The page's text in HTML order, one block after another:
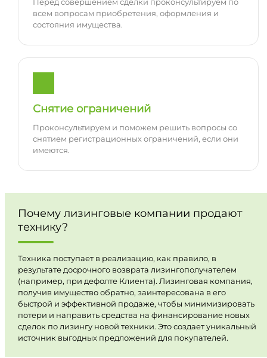
Перед совершением сделки проконсультируем по
всем вопросам приобретения, оформления и
состояния имущества.
Снятие ограничений
Проконсультируем и поможем решить вопросы со
снятием регистрационных ограничений, если они
имеются.
Почему лизинговые компании продают
технику?
Техника поступает в реализацию, как правило, в
результате досрочного возврата лизингополучателем
(например, при дефолте Клиента). Лизинговая компания,
получив имущество обратно, заинтересована в его
быстрой и эффективной продаже, чтобы минимизировать
потери и направить средства на финансирование новых
сделок по лизингу новой техники. Это создает уникальный
источник выгодных предложений для покупателей.